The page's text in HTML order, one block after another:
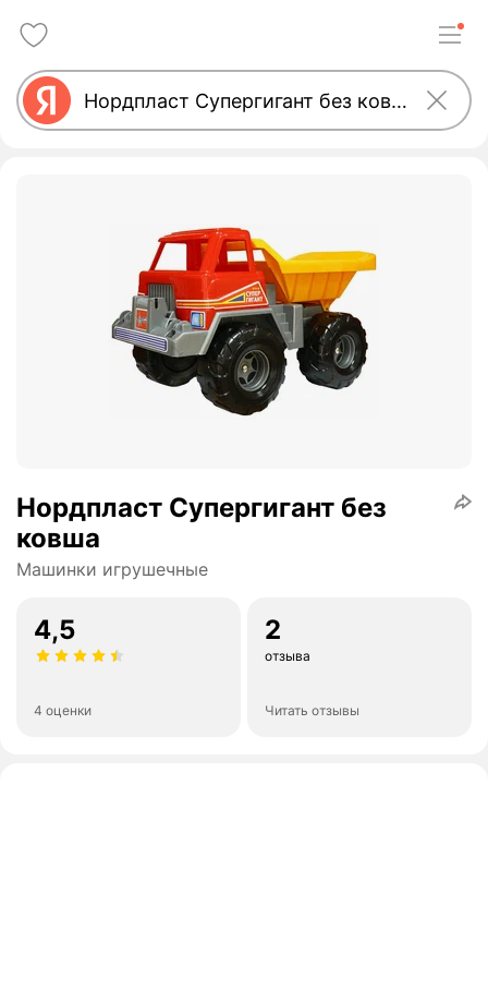
Нордпласт Супергигант без
ковша
Машинки игрушечные
4,5
4 оценки
2
отзыва
Читать отзывы